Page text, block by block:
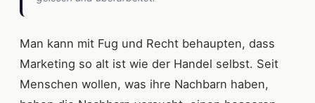
Man kann mit Fug und Recht behaupten, dass
Marketing so alt ist wie der Handel selbst. Seit
Menschen wollen, was ihre Nachbarn haben,